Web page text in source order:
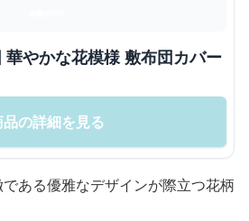
やかな花模様 敷布団カバー
品の詳細を見る
ある優雅なデザインが際立つ花柄